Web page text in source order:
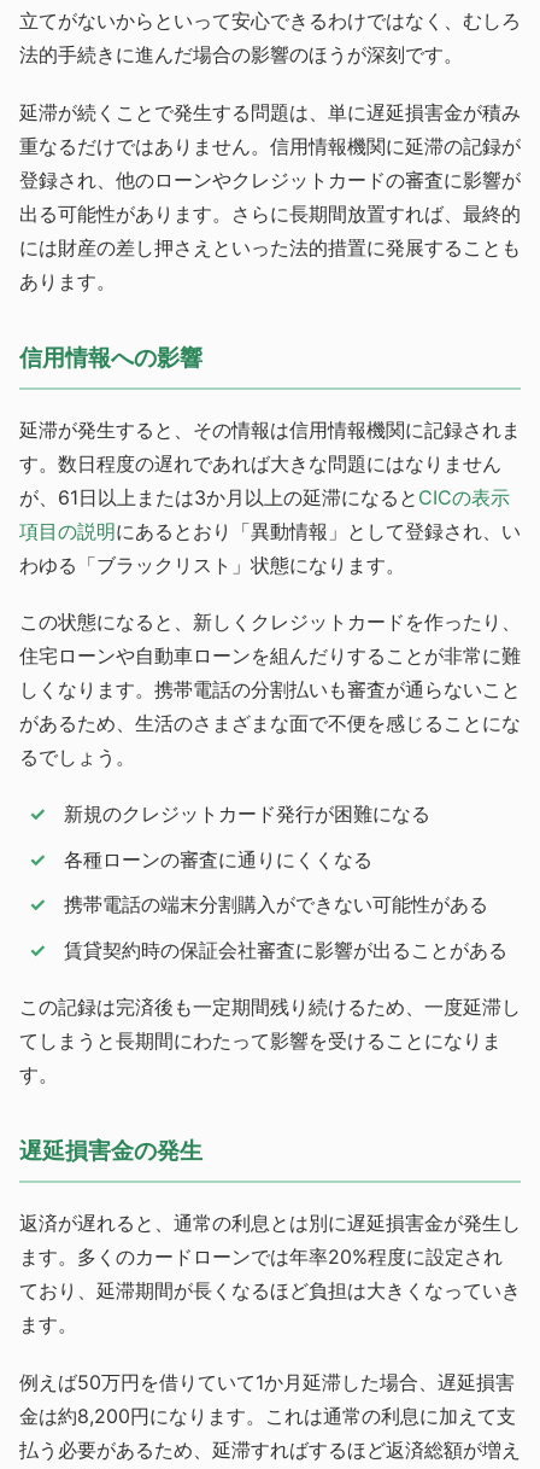
立てがないからといって安心できるわけではなく、むしろ
法的手続きに進んだ場合の影響のほうが深刻です。
延滞が続くことで発生する問題は、単に遅延損害金が積み
重なるだけではありません。信用情報機関に延滞の記録が
登録され、他のローンやクレジットカードの審査に影響が
出る可能性があります。さらに長期間放置すれば、最終的
には財産の差し押さえといった法的措置に発展することも
あります。
信用情報への影響
延滞が発生すると、その情報は信用情報機関に記録されま
す。数日程度の遅れであれば大きな問題にはなりません
が、61日以上または3か月以上の延滞になると CICの表示
項目の説明にあるとおり「異動情報」として登録され、い
わゆる「ブラックリスト」状態になります。
この状態になると、新しくクレジットカードを作ったり、
住宅ローンや自動車ローンを組んだりすることが非常に難
しくなります。携帯電話の分割払いも審査が通らないこと
があるため、生活のさまざまな面で不便を感じることにな
るでしょう。
新規のクレジットカード発行が困難になる
各種ローンの審査に通りにくくなる
携帯電話の端末分割購入ができない可能性がある
賃貸契約時の保証会社審査に影響が出ることがある
この記録は完済後も一定期間残り続けるため、一度延滞し
てしまうと長期間にわたって影響を受けることになりま
す。
遅延損害金の発生
返済が遅れると、通常の利息とは別に遅延損害金が発生し
ます。多くのカードローンでは年率20%程度に設定され
ており、延滞期間が長くなるほど負担は大きくなっていき
ます。
例えば50万円を借りていて1か月延滞した場合、遅延損害
金は約8,200円になります。これは通常の利息に加えて支
払う必要があるため、延滞すればするほど返済総額が増え